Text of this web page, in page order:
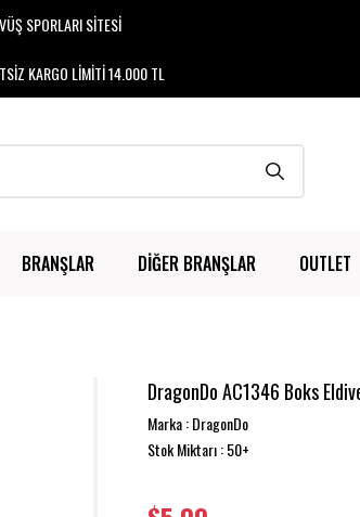
SPORLARI SİTESİ
KARGO LİMİTİ 14.000 TL
BRANŞLAR DİĞER BRANŞLAR OUTLET
DragonDo AC1346 Boks
Marka:DragonDo
Stok Miktarı: